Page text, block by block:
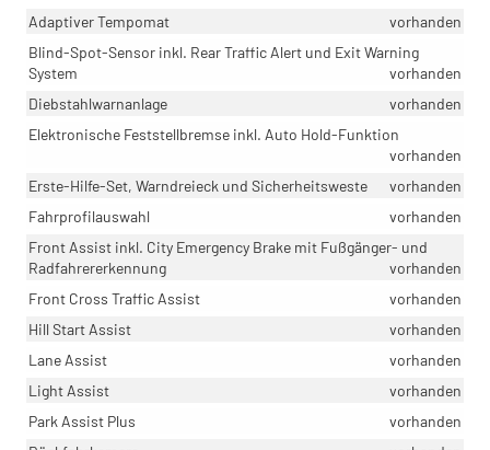
Adaptiver Tempomat
vorhanden
Blind-Spot-Sensor inkl. Rear Traffic Alert und Exit Warning
System
vorhanden
Diebstahlwarnanlage
vorhanden
Elektronische Feststellbremse inkl. Auto Hold-Funktion
vorhanden
Erste-Hilfe-Set, Warndreieck und Sicherheitsweste
vorhanden
Fahrprofilauswahl
vorhanden
Front Assist inkl. City Emergency Brake mit Fußgänger- und
Radfahrererkennung
vorhanden
Front Cross Traffic Assist
vorhanden
Hill Start Assist
vorhanden
Lane Assist
vorhanden
Light Assist
vorhanden
Park Assist Plus
vorhanden